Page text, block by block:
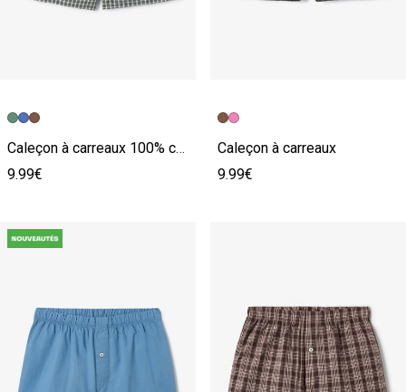
Caleçon à carreaux 100% coton
9.99€
Caleçon à carreaux
9.99€